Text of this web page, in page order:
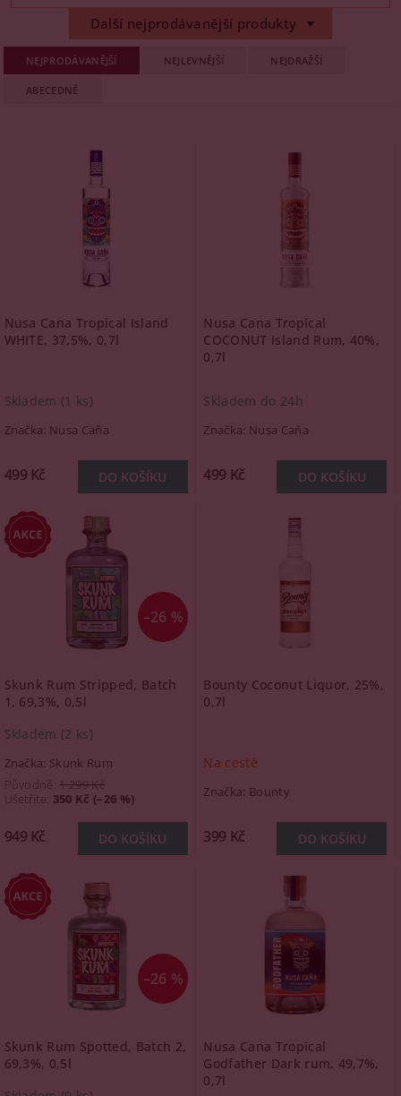
Další nejprodávanější produkty
NEJPRODÁVANĚJŠÍ NEJLEVNĚJŠÍ NEJDRAŽŠÍ
ABECEDNĚ
Nusa Cana Tropical Island
WHITE, 37,5%, 0,7l
Skladem (1 ks)
Značka: Nusa Caňa
499 Kč
Nusa Cana Tropical
COCONUT Island Rum, 40%,
0,7l
Skladem do 24h
Značka: Nusa Caňa
499 Kč
–26 %
Skunk Rum Stripped, Batch
1, 69,3%, 0,5l
Skladem (2 ks)
Značka: Skunk Rum
Původně:1 299 Kč
Ušetříte: 350 Kč (–26 %)
949 Kč
Bounty Coconut Liquor, 25%,
0,7l
Na cestě
Značka: Bounty
399 Kč
–26 %
Skunk Rum Spotted, Batch 2,
69,3%, 0,5l
Nusa Cana Tropical
Godfather Dark rum, 49,7%,
0,7l